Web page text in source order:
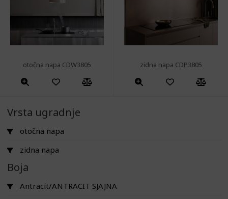
otočna napa CDW3805 zidna napa CDP3805
Vrsta ugradnje
otočna napa
zidna napa
Boja
Antracit/ANTRACIT SJAJNA